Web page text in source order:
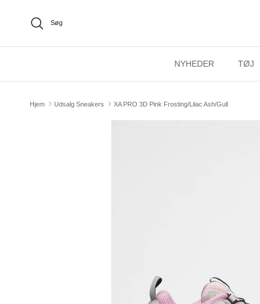
Søg
NYHEDER TØJ
Hjem Udsalg Sneakers XA PRO 3D Pink Frosting/Lilac Ash/Gull